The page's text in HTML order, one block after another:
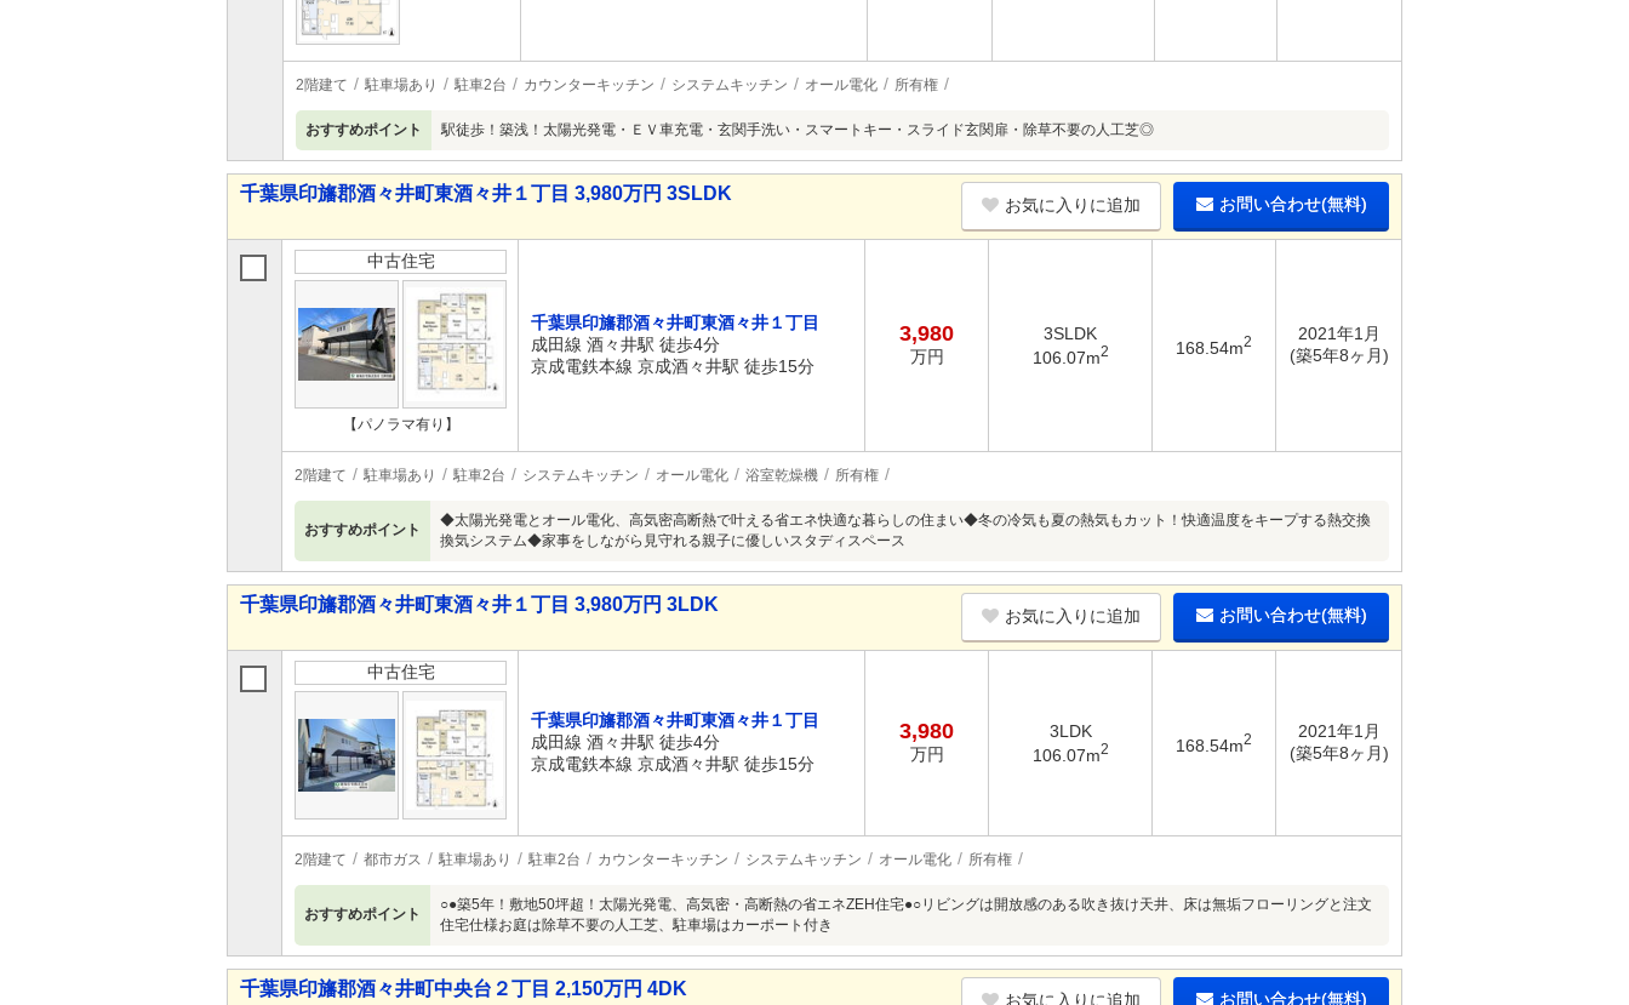
2階建て 駐車場あり 駐車2台 カウンターキッチン システムキッチン オール電化 所有権
おすすめポイント 駅徒歩！築浅！太陽光発電・ＥＶ車充電・玄関手洗い・スマートキー・スライド玄関扉・除草不要の人工芝◎
千葉県印旛郡酒々井町東酒々井１丁目 3,980万円 3SLDK
お気に入りに追加 お問い合わせ(無料)
中古住宅
【パノラマ有り】
千葉県印旛郡酒々井町東酒々井１丁目
成田線 酒々井駅 徒歩4分
京成電鉄本線 京成酒々井駅 徒歩15分
3,980
万円
3SLDK
106.07m2 168.54m2
2021年1月
(築5年8ヶ月)
2階建て 駐車場あり 駐車2台 システムキッチン オール電化 浴室乾燥機 所有権
おすすめポイント
◆太陽光発電とオール電化、高気密高断熱で叶える省エネ快適な暮らしの住まい◆冬の冷気も夏の熱気もカット！快適温度をキープする熱交換
換気システム◆家事をしながら見守れる親子に優しいスタディスペース
千葉県印旛郡酒々井町東酒々井１丁目 3,980万円 3LDK
お気に入りに追加 お問い合わせ(無料)
中古住宅
千葉県印旛郡酒々井町東酒々井１丁目
成田線 酒々井駅 徒歩4分
京成電鉄本線 京成酒々井駅 徒歩15分
3,980
万円
3LDK
106.07m2 168.54m2
2021年1月
(築5年8ヶ月)
2階建て 都市ガス 駐車場あり 駐車2台 カウンターキッチン システムキッチン オール電化 所有権
おすすめポイント
○●築5年！敷地50坪超！太陽光発電、高気密・高断熱の省エネZEH住宅●○リビングは開放感のある吹き抜け天井、床は無垢フローリングと注文
住宅仕様お庭は除草不要の人工芝、駐車場はカーポート付き
千葉県印旛郡酒々井町中央台２丁目 2,150万円 4DK
お気に入りに追加 お問い合わせ(無料)